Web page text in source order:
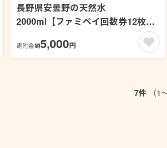
長野県安曇野の天然水
2000ml【ファミペイ回数券12枚セ
寄附金額5,000円
7件 （1